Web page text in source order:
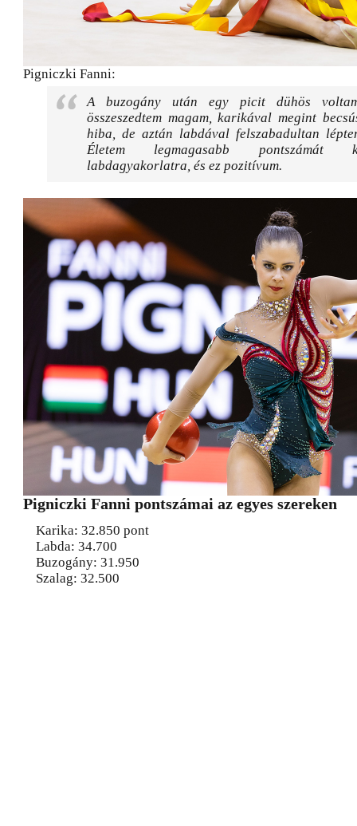
Pigniczki Fanni:
A buzogány után egy picit dühös
összeszedtem magam, karikával megint
hiba, de aztán labdával felszabadultan
Életem legmagasabb pontszámát
labdagyakorlatra, és ez pozitívum.
Pigniczki Fanni pontszámai az egyes szereken
Karika: 32.850 pont
Labda: 34.700
Buzogány: 31.950
Szalag: 32.500